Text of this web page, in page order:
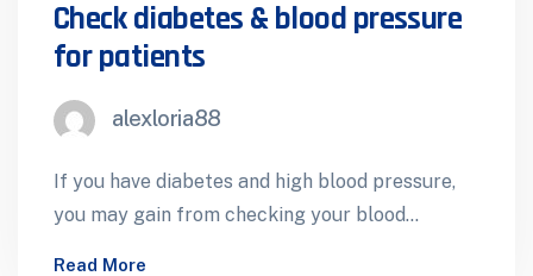
Check diabetes & blood pressure
for patients
alexloria88
If you have diabetes and high blood pressure,
you may gain from checking your blood
Read More